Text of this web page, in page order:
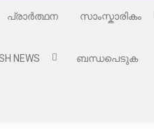
പ്രാർത്ഥന സാംസ്കാരികം
NEWS ബന്ധപെടുക